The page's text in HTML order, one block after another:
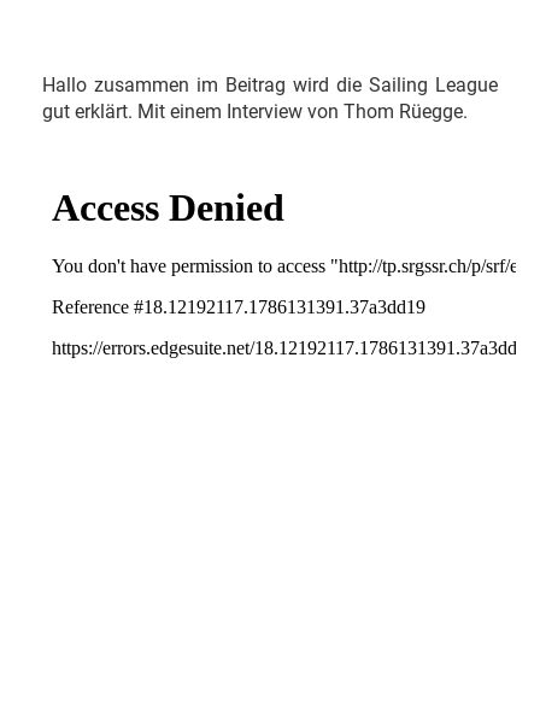
Hallo zusammen im Beitrag wird die Sailing League
gut erklärt. Mit einem Interview von Thom Rüegge.